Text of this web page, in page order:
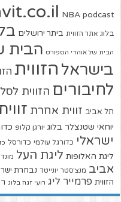
NBA podcast
בלוג אתר הזווית ביתר ירושלים
הבית של אוהדי הספורט הבית
בישראל הזווית
לחיבורים הזווית לסל
תל אביב זווית אחרת
יוחאי שטנצלר בלוג יורגן קלופ
ישראלי כדורגל עולמי כדורסל
ליגת האלופות ליגת העל
אביב מנצ'סטר יונייטד נבחרת
הזווית פרמייר ליג רועי זגה בלוג